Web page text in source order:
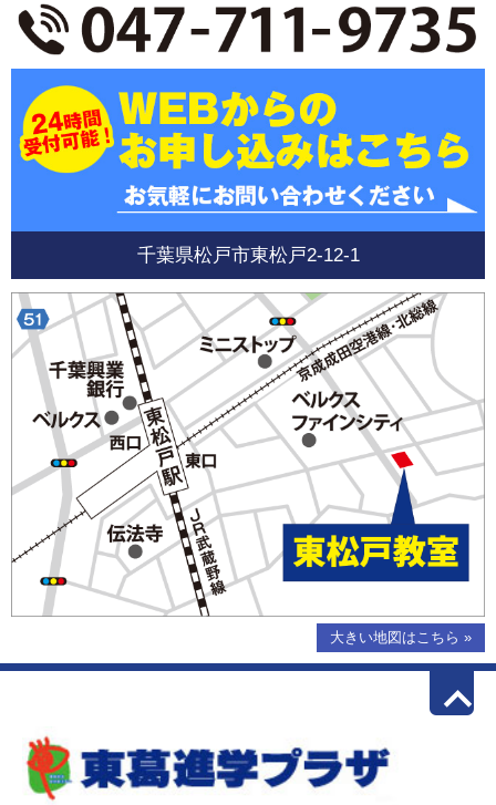
千葉県松戸市東松戸2-12-1
大きい地図はこちら »
keyboard_arrow_up